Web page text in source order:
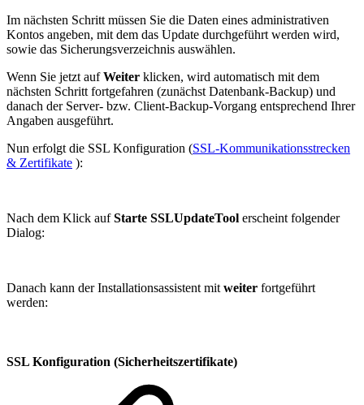
Im nächsten Schritt müssen Sie die Daten eines administrativen
Kontos angeben, mit dem das Update durchgeführt werden wird,
sowie das Sicherungsverzeichnis auswählen.
Wenn Sie jetzt aufWeiter klicken, wird automatisch mit dem
nächsten Schritt fortgefahren (zunächst Datenbank-Backup) und
danach der Server- bzw. Client-Backup-Vorgang entsprechend Ihrer
Angaben ausgeführt.
Nun erfolgt die SSL Konfiguration (SSL-Kommunikationsstrecken
& Zertifikate ):
Nach dem Klick aufStarte SSLUpdateTool erscheint folgender
Dialog:
Danach kann der Installationsassistent mit weiter fortgeführt
werden:
SSL Konfiguration (Sicherheitszertifikate)